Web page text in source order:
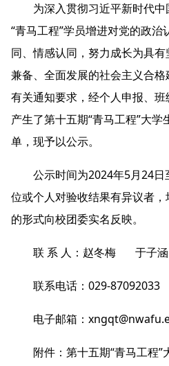
为深入贯彻习近平新时代
“青马工程”学员增进对党的政
同、情感认同，努力成长为具
兼备、全面发展的社会主义合
有关通知要求，经个人申报、班
产生了第十五期“青马工程”大
单，现予以公示。
公示时间为2024年5月24
位或个人对验收结果有异议者
的形式向校团委实名反映。
联 系 人：赵冬梅 于子涵
联系电话：029-87092033
电子邮箱：
附件： 第十五期“青马工程